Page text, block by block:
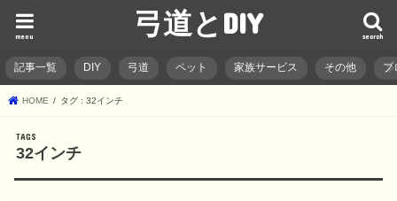
弓道とDIY search
menu
記事一覧 DIY 弓道 ペット 家族サービス その他 ブ
HOME タグ : 32インチ
32インチ